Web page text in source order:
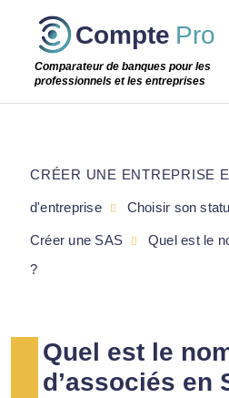
Passer
étape
Compte Pro
Comparateur de banques pour les
professionnels et les entreprises
Quel est le
d’associés en
CRÉER UNE ENTREPRISE
d'entreprise Choisir son
Créer une SAS
Quel est le
?